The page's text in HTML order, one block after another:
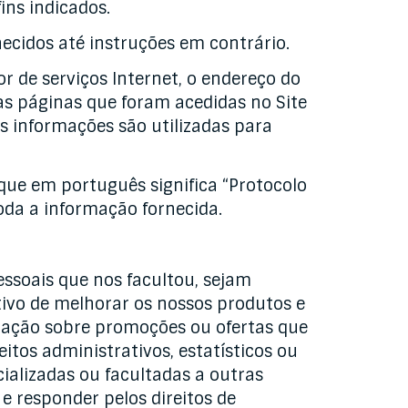
indicados.
até instruções em contrário.
de serviços Internet, o endereço do
páginas que foram acedidas no Site
informações são utilizadas para
em português significa “Protocolo
a informação fornecida.
que nos facultou, sejam
de melhorar os nossos produtos e
sobre promoções ou ofertas que
administrativos, estatísticos ou
ou facultadas a outras
responder pelos direitos de